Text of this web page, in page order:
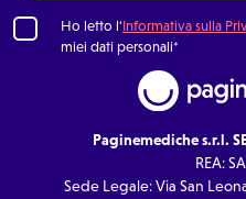
Ho letto l'Informativa sulla
miei dati personali*
Paginemediche s.r.l.
REA:
Sede Legale: Via San